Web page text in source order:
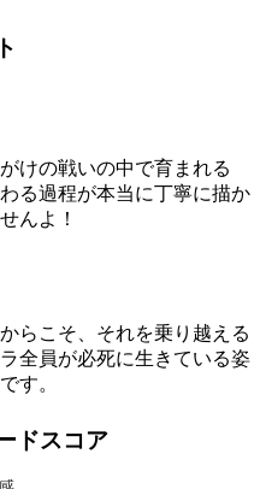
けの戦いの中で育まれる
る過程が本当に丁寧に描か
んよ！
らこそ、それを乗り越える
全員が必死に生きている姿
す。
ドスコア